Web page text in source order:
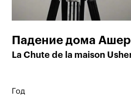
Падение дома
La Chute de la maison
Год